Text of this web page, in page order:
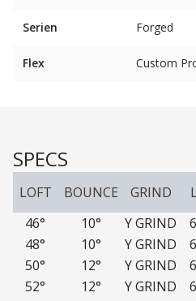
Serien Forged
Flex Custom
SPECS
LOFT BOUNCE GRIND
46°
10° Y GRIND
48°
10° Y GRIND
50°
12° Y GRIND
52°
12° Y GRIND